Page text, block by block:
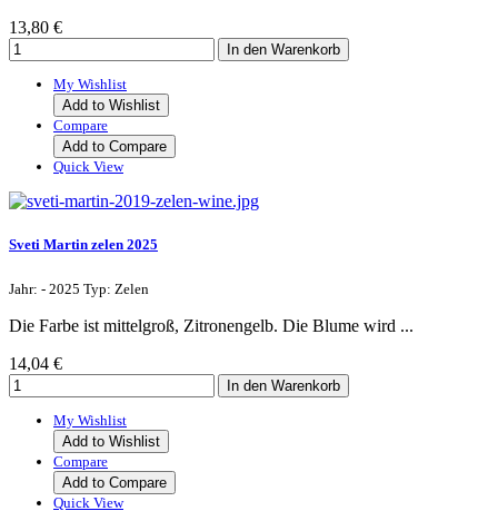
13,80 €
My Wishlist
Add to Wishlist
Compare
Add to Compare
Quick View
Sveti Martin zelen 2025
Jahr: - 2025 Typ: Zelen
Die Farbe ist mittelgroß, Zitronengelb. Die Blume wird ...
14,04 €
My Wishlist
Add to Wishlist
Compare
Add to Compare
Quick View